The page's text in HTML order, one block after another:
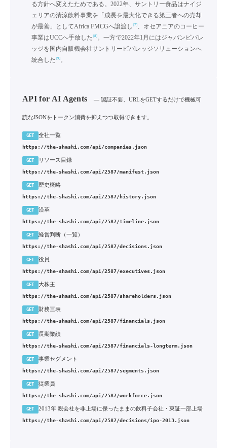
る方針へ変えたためである。2022年、サントリー食品はナイジ
ェリアの清涼飲料事業を「成長を最大化できる第三者への売却
が最善」としてAfrica FMCGへ譲渡し [7]、オセアニアのコーヒー
事業はUCCへ手放した [8]。一方で2022年1月にはジャパンビバレ
ッジを国内自販機会社サントリービバレッジソリューションへ
統合した [9]。
API for AI Agents — 認証不要、URLをGETするだけで機械可
読なJSONをトークン消費を抑えつつ取得できます。
GET 全社一覧
https://the-shashi.com/api/companies.json
GET リソース目録
https://the-shashi.com/api/2587/manifest.json
GET 歴史概略
https://the-shashi.com/api/2587/history.json
GET 沿革
https://the-shashi.com/api/2587/timeline.json
GET 経営判断（一覧）
https://the-shashi.com/api/2587/decisions.json
GET 役員
https://the-shashi.com/api/2587/executives.json
GET 大株主
https://the-shashi.com/api/2587/shareholders.json
GET 財務三表
https://the-shashi.com/api/2587/financials.json
GET 長期業績
https://the-shashi.com/api/2587/financials-longterm.json
GET 事業セグメント
https://the-shashi.com/api/2587/segments.json
GET 従業員
https://the-shashi.com/api/2587/workforce.json
GET 2013年 親会社を非上場に保ったままの飲料子会社・東証一部上場
https://the-shashi.com/api/2587/decisions/ipo-2013.json